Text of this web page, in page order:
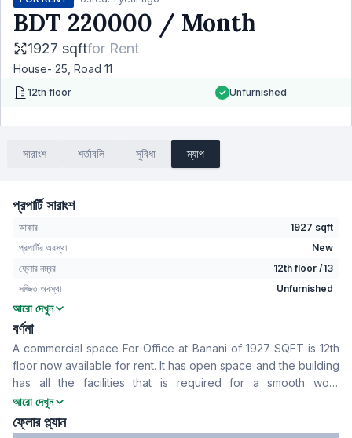
BDT 220000 / Month
1927 sqftfor Rent
House- 25, Road 11
12th floor Unfurnished
সারাংশ শর্তাবলি সুবিধা ম্যাপ
প্রপার্টি সারাংশ
আকার
1927 sqft
প্রপার্টির অবস্থা
New
ফ্লোর নম্বর
12th floor /13
সজ্জিত অবস্থা
Unfurnished
বাথরুম
বসার রুম
Drawing Room
No
খাবার রুম
No
ফ্লোর টাইপ
Tiled
সার্ভেন্ট রুম
স্টাফ টয়লেট
No
আরো দেখুন
বর্ণনা
A commercial space For Office at Banani of 1927 SQFT is 12th
floor now available for rent. It has open space and the building
has all the facilities that is required for a smooth work
experience. To know more contact now
আরো দেখুন
ফ্লোর প্ল্যান